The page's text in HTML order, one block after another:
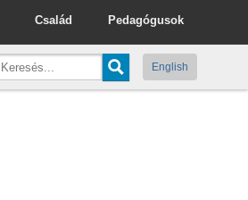
Pedagógusok
Család
English